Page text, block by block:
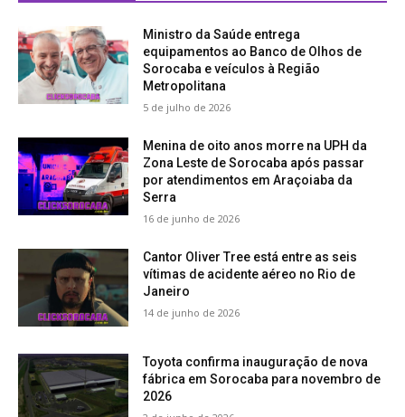
Ministro da Saúde entrega
equipamentos ao Banco de Olhos de
Sorocaba e veículos à Região
Metropolitana
5 de julho de 2026
Menina de oito anos morre na UPH da
Zona Leste de Sorocaba após passar
por atendimentos em Araçoiaba da
Serra
16 de junho de 2026
Cantor Oliver Tree está entre as seis
vítimas de acidente aéreo no Rio de
Janeiro
14 de junho de 2026
Toyota confirma inauguração de nova
fábrica em Sorocaba para novembro de
2026